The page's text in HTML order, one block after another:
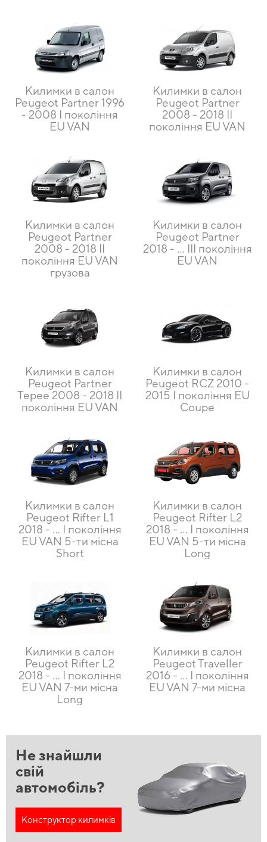
Килимки в салон
Peugeot Partner 1996
- 2008 I покоління
EU VAN
Килимки в салон
Peugeot Partner
2008 - 2018 II
покоління EU VAN
Килимки в салон
Peugeot Partner
2008 - 2018 II
покоління EU VAN
грузова
Килимки в салон
Peugeot Partner
2018 - … III покоління
EU VAN
Килимки в салон
Peugeot Partner
Tepee 2008 - 2018 II
покоління EU VAN
Килимки в салон
Peugeot RCZ 2010 -
2015 I покоління EU
Coupe
Килимки в салон
Peugeot Rifter L1
2018 - … I покоління
EU VAN 5-ти місна
Short
Килимки в салон
Peugeot Rifter L2
2018 - … I покоління
EU VAN 5-ти місна
Long
Килимки в салон
Peugeot Rifter L2
2018 - … I покоління
EU VAN 7-ми місна
Long
Килимки в салон
Peugeot Traveller
2016 - … I покоління
EU VAN 7-ми місна
Не знайшли
свій
автомобіль?
Конструктор килимків